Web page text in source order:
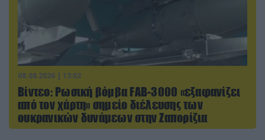
08.08.2026 | 13:02
Βίντεο: Ρωσική βόμβα FAB-3000 «εξαφανίζει
από τον χάρτη» σημείο διέλευσης των
ουκρανικών δυνάμεων στην Ζαπορίζια